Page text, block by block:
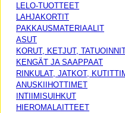
LELO-TUOTTEET
LAHJAKORTIT
PAKKAUSMATERIAALIT
ASUT
KORUT, KETJUT,
KENGÄT JA SAAPPAAT
RINKULAT, JATKOT,
ANUSKIIHOTTIMET
INTIIMISUIHKUT
HIEROMALAITTEET